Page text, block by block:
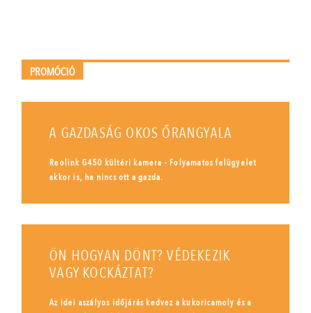
PROMÓCIÓ
A GAZDASÁG OKOS ŐRANGYALA
Reolink G450 kültéri kamera - Folyamatos felügyelet
akkor is, ha nincs ott a gazda.
ÖN HOGYAN DÖNT? VÉDEKEZIK
VAGY KOCKÁZTAT?
Az idei aszályos időjárás kedvez a kukoricamoly és a